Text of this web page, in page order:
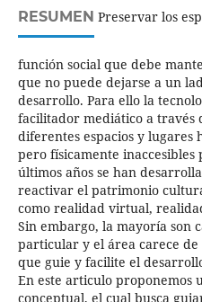
RESUMEN Preservar los
función social que debe
que no puede dejarse a un
desarrollo. Para ello la
facilitador mediático a través
diferentes espacios y
pero físicamente inaccesibles
últimos años se han
reactivar el patrimonio
como realidad virtual,
Sin embargo, la mayoría son
particular y el área carece
que guie y facilite el
En este articulo proponemos
conceptual, el cual busca